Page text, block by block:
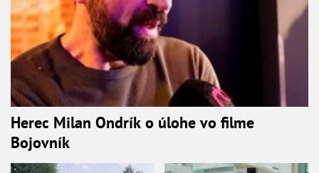
Herec Milan Ondrík o úlohe vo filme
Bojovník